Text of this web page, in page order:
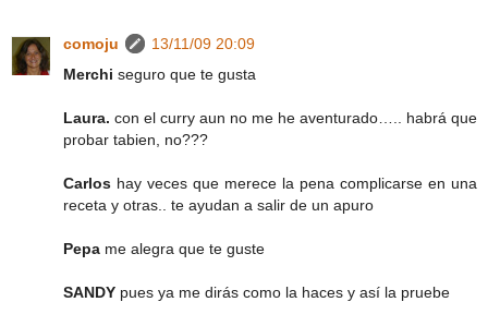
comoju
13/11/09 20:09
Merchi seguro que te gusta
Laura. con el curry aun no me he aventurado….. habrá que
probar tabien, no???
Carlos hay veces que merece la pena complicarse en una
receta y otras.. te ayudan a salir de un apuro
Pepa me alegra que te guste
SANDY pues ya me dirás como la haces y así la pruebe